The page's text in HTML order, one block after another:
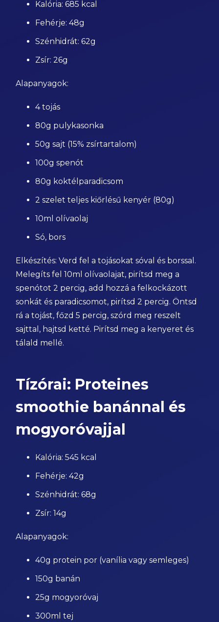
Kalória: 685 kcal
Fehérje: 48g
Szénhidrát: 62g
Zsír: 26g
Alapanyagok:
4 tojás
80g pulykasonka
50g sajt (15% zsírtartalom)
100g spenót
80g koktélparadicsom
2 szelet teljes kiőrlésű kenyér (80g)
10ml olívaolaj
Só, bors
Elkészítés: Verd fel a tojásokat sóval és borssal.
Melegíts fel 10ml olívaolajat, pirítsd meg a
spenótot 2 percig, add hozzá a felkockázott
sonkát és paradicsomot, pirítsd 2 percig. Öntsd
rá a tojást, főzd 5 percig, szórd meg reszelt
sajttal, hajtsd ketté. Pirítsd meg a kenyeret és
tálald mellé.
Tízórai: Proteines
smoothie banánnal és
mogyoróvajjal
Kalória: 545 kcal
Fehérje: 42g
Szénhidrát: 68g
Zsír: 14g
Alapanyagok:
40g protein por (vanília vagy semleges)
150g banán
25g mogyoróvaj
300ml tej